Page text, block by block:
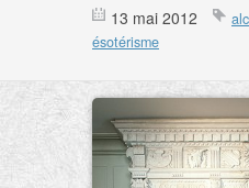
13 mai 2012
ésotérisme